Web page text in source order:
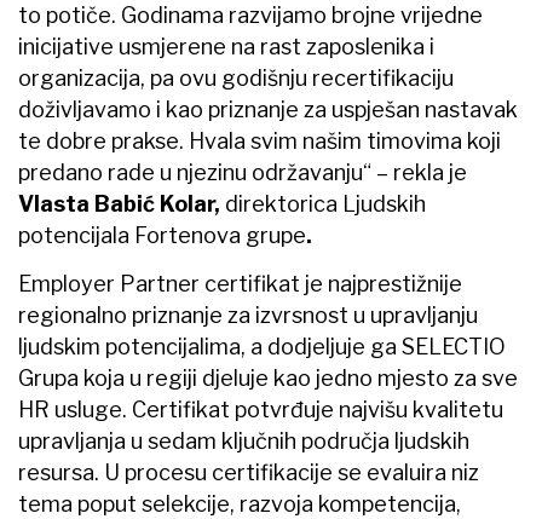
to potiče. Godinama razvijamo brojne vrijedne
inicijative usmjerene na rast zaposlenika i
organizacija, pa ovu godišnju recertifikaciju
doživljavamo i kao priznanje za uspješan nastavak
te dobre prakse. Hvala svim našim timovima koji
predano rade u njezinu održavanju“ – rekla je
Vlasta Babić Kolar, direktorica Ljudskih
potencijala Fortenova grupe.
Employer Partner certifikat je najprestižnije
regionalno priznanje za izvrsnost u upravljanju
ljudskim potencijalima, a dodjeljuje ga SELECTIO
Grupa koja u regiji djeluje kao jedno mjesto za sve
HR usluge. Certifikat potvrđuje najvišu kvalitetu
upravljanja u sedam ključnih područja ljudskih
resursa. U procesu certifikacije se evaluira niz
tema poput selekcije, razvoja kompetencija,